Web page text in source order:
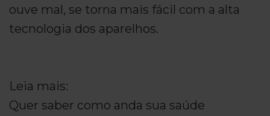
ouve mal, se torna mais fácil com a alta
tecnologia dos aparelhos.
Leia mais:
Quer saber como anda sua saúde